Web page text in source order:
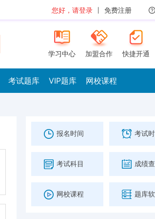
您好，请登录 丨 免费注册
学习中心
加盟合作 快捷开通
考试题库 VIP题库 网校课程
报名时间 考试
考试科目 成绩
网校课程 题库